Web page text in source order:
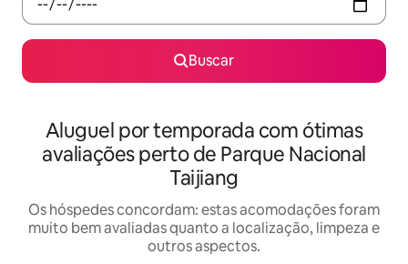
Buscar
Aluguel por temporada com ótimas
avaliações perto de Parque Nacional
Taijiang
Os hóspedes concordam: estas acomodações foram
muito bem avaliadas quanto a localização, limpeza e
outros aspectos.